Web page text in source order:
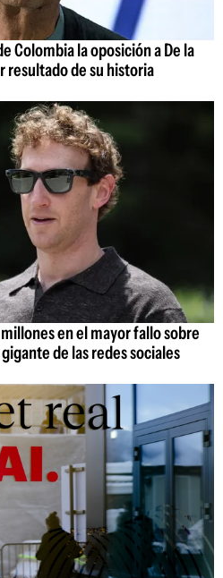
Colombia la oposición a De la
resultado de su historia
en el mayor fallo sobre
de las redes sociales